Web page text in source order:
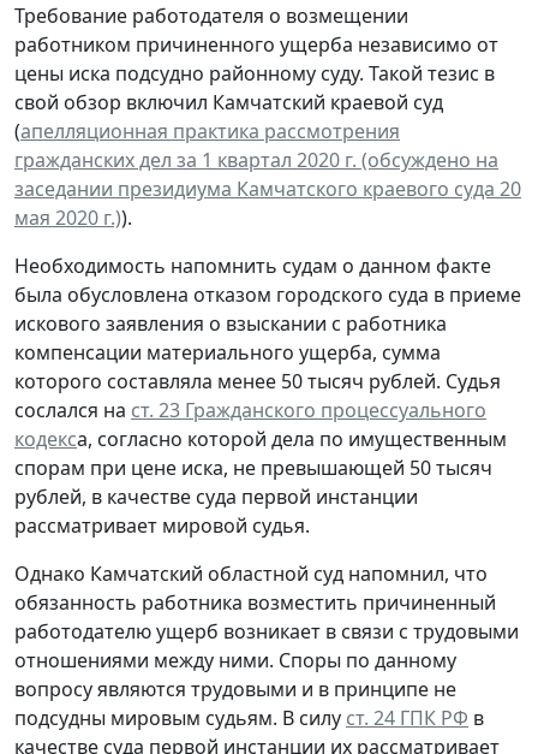
Требование работодателя о возмещении
работником причиненного ущерба независимо от
цены иска подсудно районному суду. Такой тезис в
свой обзор включил Камчатский краевой суд
(апелляционная практика рассмотрения
гражданских дел за 1 квартал 2020 г. (обсуждено на
заседании президиума Камчатского краевого суда 20
мая 2020 г.)).
Необходимость напомнить судам о данном факте
была обусловлена отказом городского суда в приеме
искового заявления о взыскании с работника
компенсации материального ущерба, сумма
которого составляла менее 50 тысяч рублей. Судья
сослался на ст. 23 Гражданского процессуального
кодекса, согласно которой дела по имущественным
спорам при цене иска, не превышающей 50 тысяч
рублей, в качестве суда первой инстанции
рассматривает мировой судья.
Однако Камчатский областной суд напомнил, что
обязанность работника возместить причиненный
работодателю ущерб возникает в связи с трудовыми
отношениями между ними. Споры по данному
вопросу являются трудовыми и в принципе не
подсудны мировым судьям. В силу ст. 24 ГПК РФ в
качестве суда первой инстанции их рассматривает